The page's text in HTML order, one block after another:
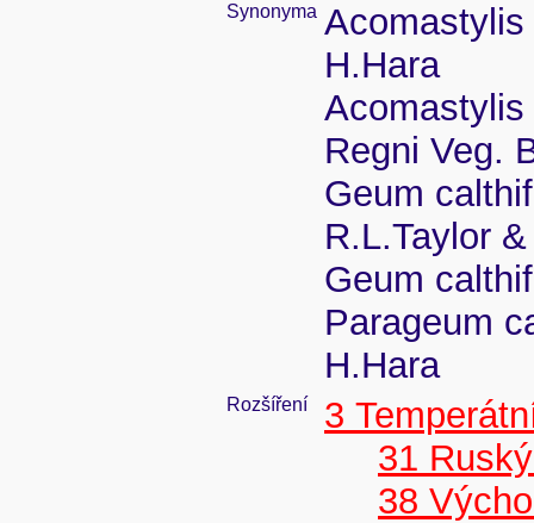
Synonyma Acomastylis
H.Hara
Acomastylis
Regni Veg.
Geum
R.L.Taylor
Geum
Parageum
H.Hara
Rozšíření
3
31
38